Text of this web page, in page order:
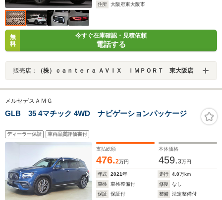
住所
大阪府東大阪市
無
料
今すぐ在庫確認・見積依頼
電話する
販売店： （株）ｃａｎｔｅｒａ ＡＶＩＸ ＩＭＰＯＲＴ 東大阪店
メルセデスＡＭＧ
GLB 35 4マチック 4WD ナビゲーションパッケージ
ディーラー保証 車両品質評価書付
支払総額
476.2万円
本体価格
459.3万円
年式 2021年 走行 4.0万km
車検
車検整備付 修復
なし
保証
保証付 整備
法定整備付